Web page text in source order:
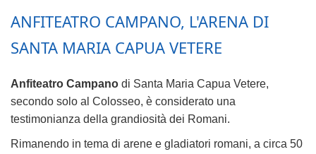
ANFITEATRO CAMPANO, L'ARENA DI
SANTA MARIA CAPUA VETERE
Anfiteatro Campano di Santa Maria Capua Vetere,
secondo solo al Colosseo, è considerato una
testimonianza della grandiosità dei Romani.
Rimanendo in tema di arene e gladiatori romani, a circa 50